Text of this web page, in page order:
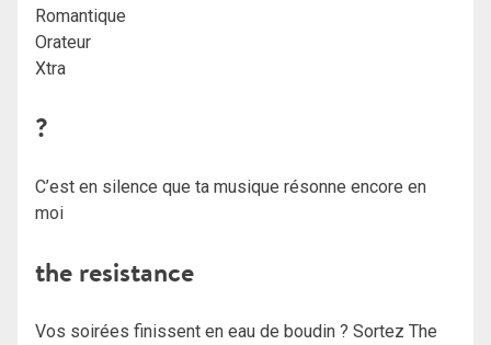
Romantique
Orateur
Xtra
?
C’est en silence que ta musique résonne encore en
moi
the resistance
Vos soirées finissent en eau de boudin ? Sortez The